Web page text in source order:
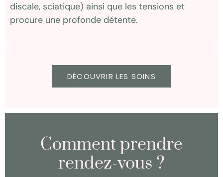
discale, sciatique) ainsi que les tensions et
procure une profonde détente.
DÉCOUVRIR LES SOINS
Comment prendre
rendez-vous ?